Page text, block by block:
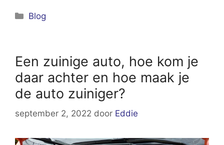
Categorieën
Blog
Een zuinige auto, hoe kom je
daar achter en hoe maak je
de auto zuiniger?
september 2, 2022 door Eddie